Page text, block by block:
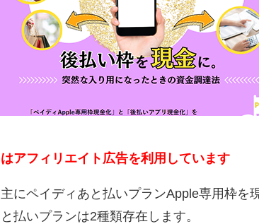
アフィリエイト広告を利用しています
にペイディあと払いプランApple専用枠を
払いプランは2種類存在します。